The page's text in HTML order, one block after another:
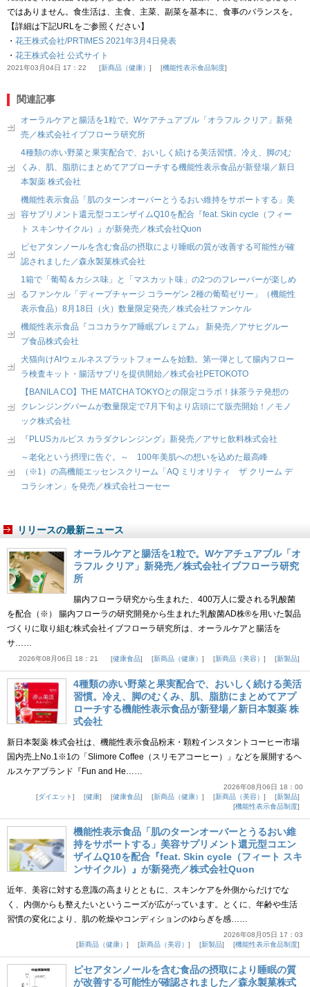
ではありません。食生活は、主食、主菜、副菜を基本に、食事のバランスを。
【詳細は下記URLをご参照ください】
・ 花王株式会社/PRTIMES 2021年3月4日発表
・ 花王株式会社 公式サイト
2021年03月04日 17：22 新商品（健康） 機能性表示食品制度
関連記事
オーラルケアと腸活を1粒で。Wケアチュアブル「オラフル クリア」新発
売／株式会社イブフローラ研究所
4種類の赤い野菜と果実配合で、おいしく続ける美活習慣。冷え、脚のむ
くみ、肌、脂肪にまとめてアプローチする機能性表示食品が新登場／新日
本製薬 株式会社
機能性表示食品「肌のターンオーバーとうるおい維持をサポートする」美
容サプリメント還元型コエンザイムQ10を配合『feat. Skin cycle（フィー
ト スキンサイクル）』が新発売／株式会社Quon
ピセアタンノールを含む食品の摂取により睡眠の質が改善する可能性が確
認されました／森永製菓株式会社
1箱で「葡萄＆カシス味」と「マスカット味」の2つのフレーバーが楽しめ
るファンケル「ディープチャージ コラーゲン 2種の葡萄ゼリー」（機能性
表示食品）8月18日（火）数量限定発売／株式会社ファンケル
機能性表示食品『ココカラケア睡眠プレミアム』 新発売／アサヒグルー
プ食品株式会社
犬猫向けAIウェルネスプラットフォームを始動。第一弾として腸内フロー
ラ検査キット・腸活サプリを提供開始／株式会社PETOKOTO
【BANILA CO】THE MATCHA TOKYOとの限定コラボ！抹茶ラテ発想の
クレンジングバームが数量限定で7月下旬より店頭にて販売開始！／モノ
ック株式会社
『PLUSカルピス カラダクレンジング』新発売／アサヒ飲料株式会社
～老化という摂理に告ぐ。～ 100年美肌への想いを込めた最高峰
（※1）の高機能エッセンスクリーム「AQ ミリオリティ ザ クリーム デ
コラシオン」を発売／株式会社コーセー
リリースの最新ニュース
オーラルケアと腸活を1粒で。Wケアチュアブル「オ
ラフル クリア」新発売／株式会社イブフローラ研究
所
腸内フローラ研究から生まれた、400万人に愛される乳酸菌
を配合（※） 腸内フローラの研究開発から生まれた乳酸菌AD株®を用いた製品
づくりに取り組む株式会社イブフローラ研究所は、オーラルケアと腸活を
サ……
2026年08月06日 18：21 健康食品 新商品（健康） 新商品（美容） 新製品
4種類の赤い野菜と果実配合で、おいしく続ける美活
習慣。冷え、脚のむくみ、肌、脂肪にまとめてアプ
ローチする機能性表示食品が新登場／新日本製薬 株
式会社
新日本製薬 株式会社は、機能性表示食品粉末・顆粒インスタントコーヒー市場
国内売上No.1※1の「Slimore Coffee（スリモアコーヒー）」などを展開するヘ
ルスケアブランド『Fun and He……
2026年08月06日 18：00
ダイエット
健康 健康食品 新商品（健康） 新商品（美容）
新製品
機能性表示食品制度
機能性表示食品「肌のターンオーバーとうるおい維
持をサポートする」美容サプリメント還元型コエン
ザイムQ10を配合『feat. Skin cycle（フィート スキ
ンサイクル）』が新発売／株式会社Quon
近年、美容に対する意識の高まりとともに、スキンケアを外側からだけでな
く、内側からも整えたいというニーズが広がっています。とくに、年齢や生活
習慣の変化により、肌の乾燥やコンディションのゆらぎを感……
2026年08月05日 17：03
新商品（健康）
新商品（美容） 新製品 機能性表示食品制度
ピセアタンノールを含む食品の摂取により睡眠の質
が改善する可能性が確認されました／森永製菓株式